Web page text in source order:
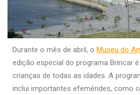
Durante o mês de abril, o Museu do
edição especial do programa Brincar
crianças de todas as idades. A
inclui importantes efemérides, como o